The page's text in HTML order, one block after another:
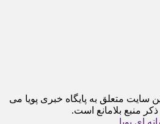
سایت متعلق به پایگاه خبری پویا می
منبع بلامانع است.
ای پویا